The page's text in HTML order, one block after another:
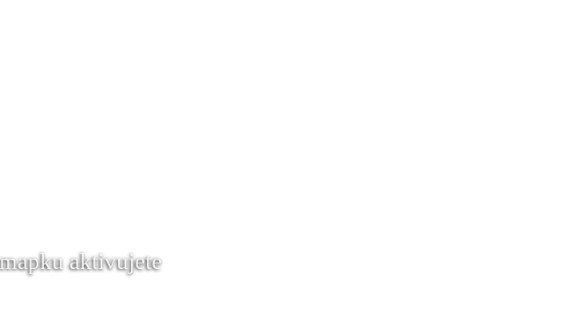
aktivujete